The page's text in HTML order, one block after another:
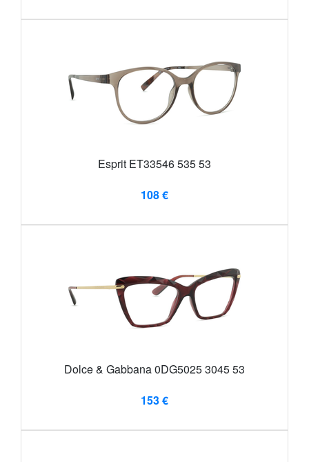
Esprit ET33546 535 53
108 €
Dolce & Gabbana 0DG5025 3045 53
153 €